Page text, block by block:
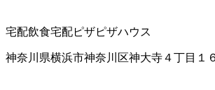
宅配飲食宅配ピザピザハウス
神奈川県横浜市神奈川区神大寺４丁目１